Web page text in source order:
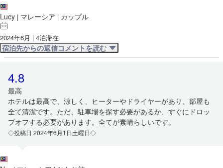
Lucy | マレーシア | カップル
2024年6月 | 4泊滞在
宿泊先からの返信コメントを読む
4.8
最高
ホテルは最高で、涼しく、ヒーターやドライヤーがあり、部屋も
全て清潔です。ただ、駐車場を探す必要があるか、すぐにドロッ
プオフする必要があります。全てが素晴らしいです。
◇投稿日 2024年6月1日土曜日◇